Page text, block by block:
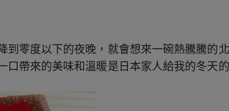
到零度以下的夜晚，就會想來一碗熱騰騰
帶來的美味和溫暖是日本家人給我的冬天的